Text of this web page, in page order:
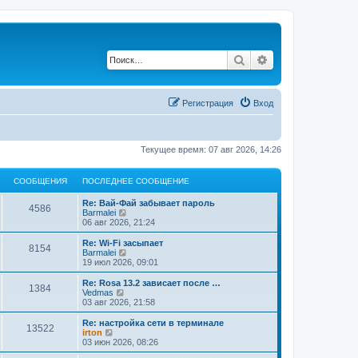
Поиск
Вход
Регистрация
Текущее время: 07 авг 2026, 14:26
СООБЩЕНИЯ ПОСЛЕДНЕЕ СООБЩЕНИЕ
4586
Re: Вай-Фай забывает пароль
Barmalei
е
р
е
т
к
п
о
с
л
е
н
е
06 авг 2026, 21:24
8154
Re: Wi-Fi засыпает
Barmalei
е
р
е
т
и
к
п
о
с
19 июл 2026, 09:01
1384
Re: Rosa 13.2 зависает после …
Vedmas
е
р
е
т
03 авг 2026, 21:58
13522
Re: настройка сети в терминале
irton
е
р
03 июн 2026, 08:26